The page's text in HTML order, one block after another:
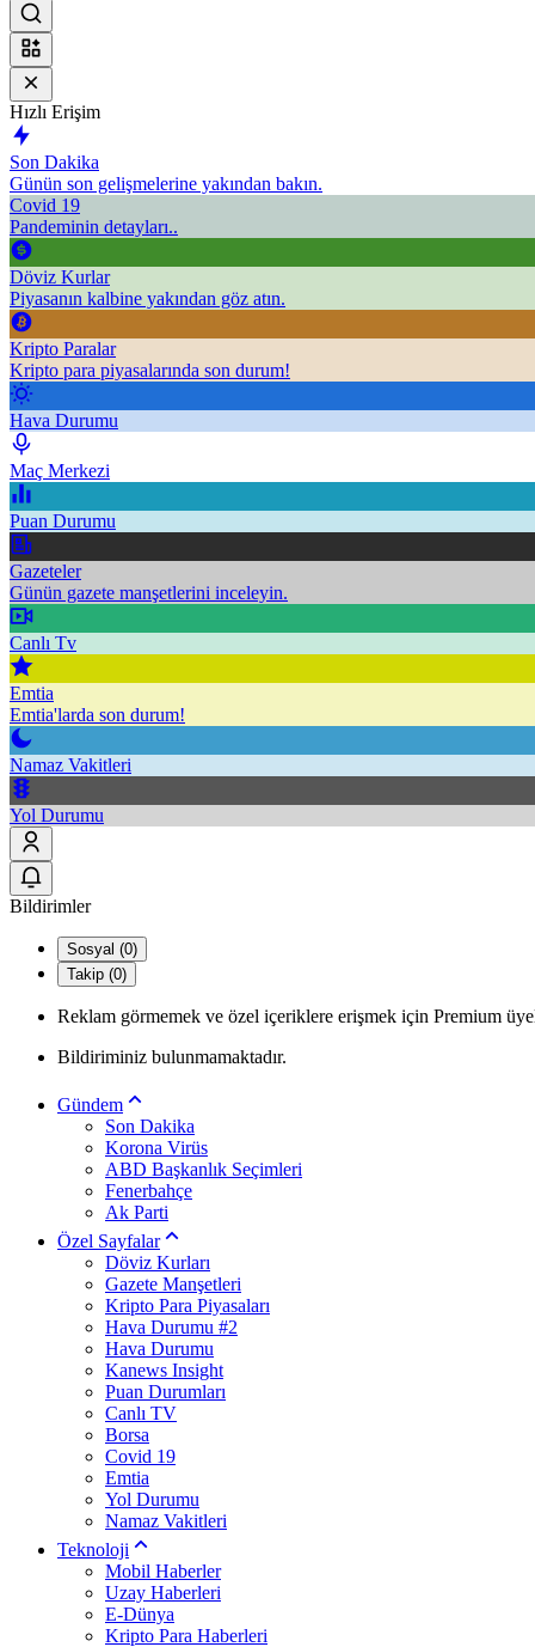
Hızlı Erişim
Son Dakika
Günün son gelişmelerine yakından bakın.
Covid 19
Pandeminin detayları..
Döviz Kurlar
Piyasanın kalbine yakından göz atın.
Kripto Paralar
Kripto para piyasalarında son durum!
Hava Durumu
Maç Merkezi
Puan Durumu
Gazeteler
Günün gazete manşetlerini inceleyin.
Canlı Tv
Emtia
Emtia'larda son durum!
Namaz Vakitleri
Yol Durumu
Bildirimler
Sosyal (0)
Takip (0)
Reklam görmemek ve özel içeriklere erişmek için Premium
Bildiriminiz bulunmamaktadır.
Gündem
Son Dakika
Korona Virüs
ABD Başkanlık Seçimleri
Fenerbahçe
Ak Parti
Özel Sayfalar
Döviz Kurları
Gazete Manşetleri
Kripto Para Piyasaları
Hava Durumu #2
Hava Durumu
Kanews Insight
Puan Durumları
Canlı TV
Borsa
Covid 19
Emtia
Yol Durumu
Namaz Vakitleri
Teknoloji
Mobil Haberler
Uzay Haberleri
E-Dünya
Kripto Para Haberleri